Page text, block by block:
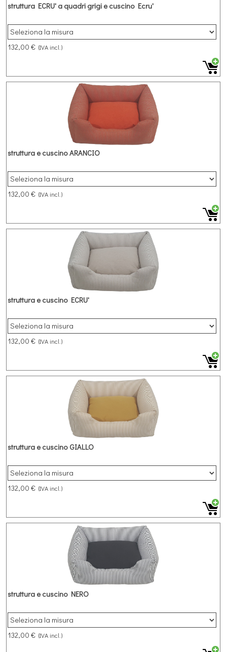
struttura ECRU' a quadri grigi e cuscino Ecru'
132,00 € (IVA incl.)
struttura e cuscino ARANCIO
132,00 € (IVA incl.)
struttura e cuscino ECRU'
132,00 € (IVA incl.)
struttura e cuscino GIALLO
132,00 € (IVA incl.)
struttura e cuscino NERO
132,00 € (IVA incl.)